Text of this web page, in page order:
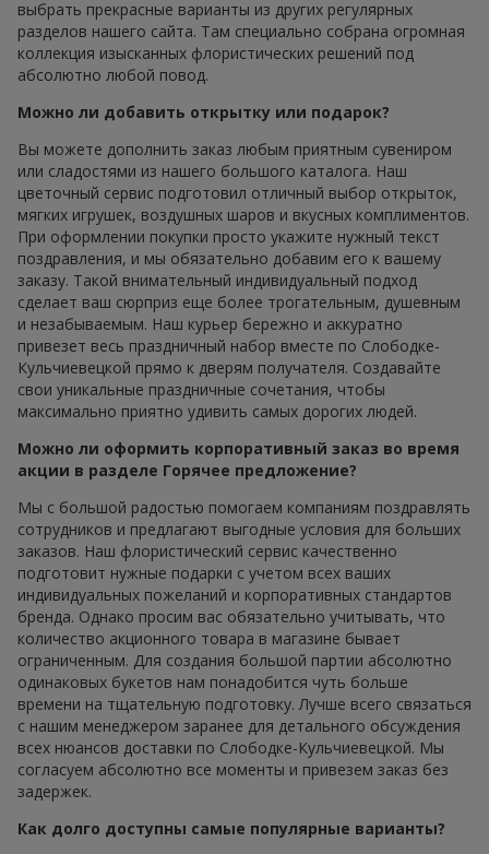
выбрать прекрасные варианты из других регулярных
разделов нашего сайта. Там специально собрана огромная
коллекция изысканных флористических решений под
абсолютно любой повод.
Можно ли добавить открытку или подарок?
Вы можете дополнить заказ любым приятным сувениром
или сладостями из нашего большого каталога. Наш
цветочный сервис подготовил отличный выбор открыток,
мягких игрушек, воздушных шаров и вкусных комплиментов.
При оформлении покупки просто укажите нужный текст
поздравления, и мы обязательно добавим его к вашему
заказу. Такой внимательный индивидуальный подход
сделает ваш сюрприз еще более трогательным, душевным
и незабываемым. Наш курьер бережно и аккуратно
привезет весь праздничный набор вместе по Слободке-
Кульчиевецкой прямо к дверям получателя. Создавайте
свои уникальные праздничные сочетания, чтобы
максимально приятно удивить самых дорогих людей.
Можно ли оформить корпоративный заказ во время
акции в разделе Горячее предложение?
Мы с большой радостью помогаем компаниям поздравлять
сотрудников и предлагают выгодные условия для больших
заказов. Наш флористический сервис качественно
подготовит нужные подарки с учетом всех ваших
индивидуальных пожеланий и корпоративных стандартов
бренда. Однако просим вас обязательно учитывать, что
количество акционного товара в магазине бывает
ограниченным. Для создания большой партии абсолютно
одинаковых букетов нам понадобится чуть больше
времени на тщательную подготовку. Лучше всего связаться
с нашим менеджером заранее для детального обсуждения
всех нюансов доставки по Слободке-Кульчиевецкой. Мы
согласуем абсолютно все моменты и привезем заказ без
задержек.
Как долго доступны самые популярные варианты?